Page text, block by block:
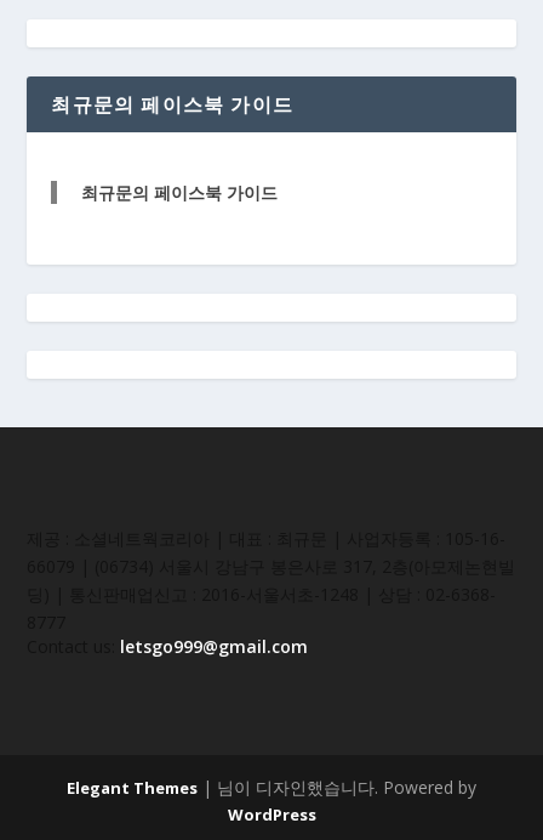
최규문의 페이스북 가이드
최규문의 페이스북 가이드
letsgo999@gmail.com
Elegant Themes | 님이 디자인했습니다. Powered by
WordPress